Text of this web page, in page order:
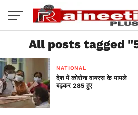
All posts tagged
NATIONAL
देश में कोरोना वायरस के मामले
बढ़कर 285 हुए